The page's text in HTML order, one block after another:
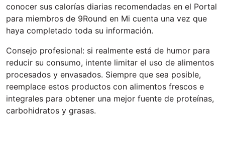
conocer sus calorías diarias recomendadas en el Portal
para miembros de 9Round en Mi cuenta una vez que
haya completado toda su información.
Consejo profesional: si realmente está de humor para
reducir su consumo, intente limitar el uso de alimentos
procesados y envasados. Siempre que sea posible,
reemplace estos productos con alimentos frescos e
integrales para obtener una mejor fuente de proteínas,
carbohidratos y grasas.